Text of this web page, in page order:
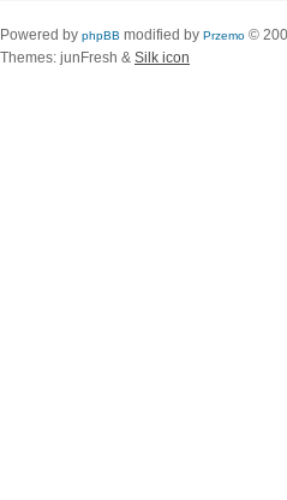
Powered by phpBB modified by Przemo ©
Themes: junFresh & Silk icon